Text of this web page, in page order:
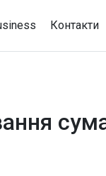
Контакти